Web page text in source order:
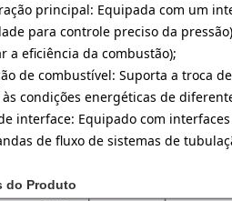
principal: Equipada com um
para controle preciso da
a eficiência da combustão);
de combustível: Suporta a troca
condições energéticas de
interface: Equipado com
de fluxo de sistemas de
do Produto